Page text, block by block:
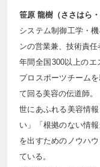
笹原 龍樹（ささはら
システム制御工学・
ンの営業兼、技術責任
年間全国300以上のエ
プロスポーツチーム
て回る美容の伝道師。
世にあふれる美容情
い」「根拠のない情
を出すためのノウハ
ている。